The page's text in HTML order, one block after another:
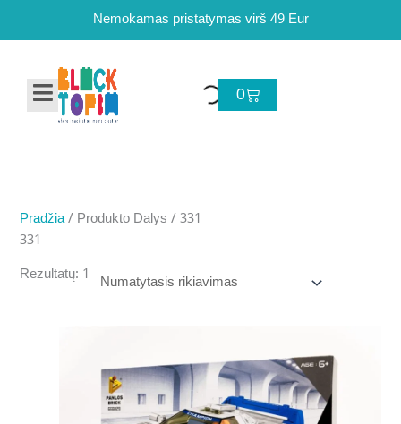
Nemokamas pristatymas virš 49 Eur
0
Cart
Pradžia/ Produkto Dalys / 331
331
Rezultatų: 1